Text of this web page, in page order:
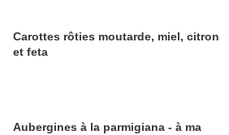
Carottes rôties moutarde, miel, citron
et feta
Aubergines à la parmigiana - à ma